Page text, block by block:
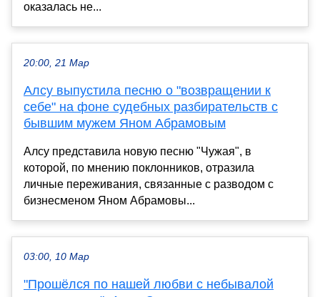
оказалась не...
20:00, 21 Мар
Алсу выпустила песню о "возвращении к
себе" на фоне судебных разбирательств с
бывшим мужем Яном Абрамовым
Алсу представила новую песню "Чужая", в
которой, по мнению поклонников, отразила
личные переживания, связанные с разводом с
бизнесменом Яном Абрамовы...
03:00, 10 Мар
"Прошёлся по нашей любви с небывалой